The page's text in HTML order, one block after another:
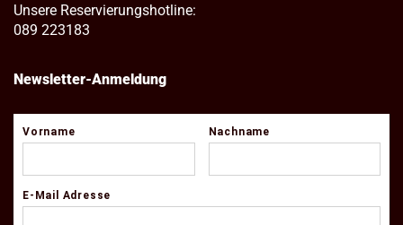
Unsere Reservierungshotline:
089 223183
Newsletter-Anmeldung